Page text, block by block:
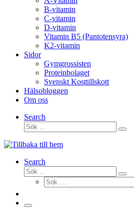
B-vitamin
C-vitamin
D-vitamin
Vitamin B5 (Pantotensyra)
K2-vitamin
Sidor
Gymgrossisten
Proteinbolaget
Svenskt Kosttillskott
Hälsobloggen
Om oss
Search
Sök
Sök
Search
Sök
Sök
Sök
Meny